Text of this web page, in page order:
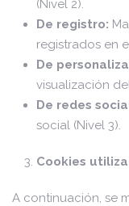
(Nivel 2).
De registro:
registrados en
De
visualización
De redes
social (Nivel 3).
Cookies
A continuación, se